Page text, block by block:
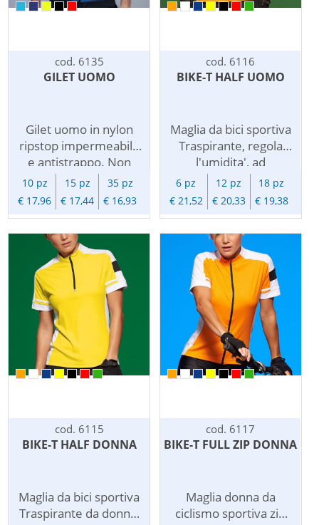
cod. 6135
GILET UOMO
Gilet uomo in nylon
ripstop impermeabile
e antistrappo. Non
imbottito e senza
fodera. Ideale per lo
sport. Chiusura con
estraibile, due tasche
con zip coperte e
profili rinfrangenti,
profilo rinfrangente
sulla schiena, tessuto
elastico nel giromanica
e al fondo.
10 pz 15 pz
35 pz
€ 17,96
€ 17,44 € 16,93
cod. 6116
BIKE-T HALF UOMO
Maglia da bici sportiva
Traspirante, regola
l'umidita', ad
asciugatura rapida,
leggera e
confortevole, Cerniera
protezione mento,
Tasca posteriore con
chiusura lampo con
serratura. Tessuto
esterno gr.150 m/2
100% poliestere
CoolDry,Manica corta,
policromo, Sport,
Colletto alla coreana.
6 pz 12 pz
18 pz
€ 21,52
€ 20,33 € 19,38
cod. 6115
BIKE-T HALF DONNA
Maglia da bici sportiva
Traspirante da donna,
cod. 6117
BIKE-T FULL ZIP DONNA
Maglia donna da
ciclismo sportiva zip